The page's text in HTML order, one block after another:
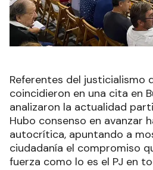
Referentes del justicialismo
coincidieron en una cita en
analizaron la actualidad
Hubo consenso en avanzar
autocrítica, apuntando a
ciudadanía el compromiso
fuerza como lo es el PJ en